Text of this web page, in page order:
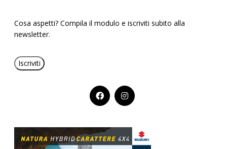
Cosa aspetti? Compila il modulo e iscriviti subito alla
newsletter.
Iscriviti